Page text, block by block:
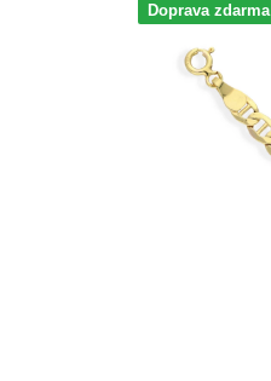
Doprava zdarma